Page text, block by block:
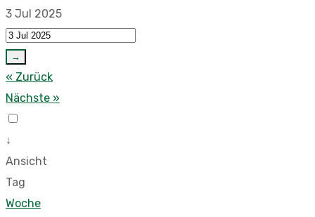
3 Jul 2025
→
« Zurück
Nächste »
↓
Ansicht
Tag
Woche